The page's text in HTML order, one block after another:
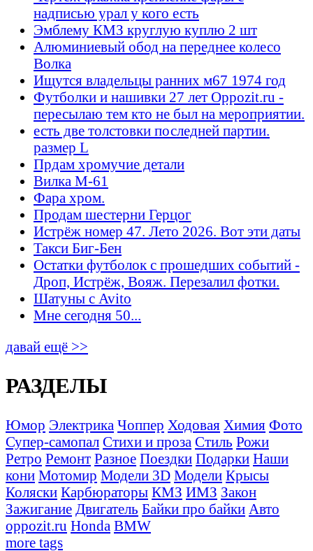
надписью урал у кого есть
Эмблему КМЗ круглую куплю 2 шт
Алюминиевый обод на переднее колесо
Волка
Ищутся владельцы ранних м67 1974 год
Футболки и нашивки 27 лет Oppozit.ru -
пересылаю тем кто не был на мероприятии.
есть две толстовки последней партии.
размер L
Прдам хромучие детали
Вилка М-61
Фара хром.
Продам шестерни Герцог
Истрёж номер 47. Лето 2026. Вот эти даты
Такси Биг-Бен
Остатки футболок с прошедших событий -
Дроп, Истрёж, Вояж. Перезалил фотки.
Шатуны с Avito
Мне сегодня 50...
давай ещё >>
РАЗДЕЛЫ
Юмор Электрика Чоппер Ходовая Химия Фото
Супер-самопал Стихи и проза Стиль Рожи
Ретро Ремонт Разное Поездки Подарки Наши
кони Мотомир Модели 3D Модели Крысы
Коляски Карбюраторы КМЗ ИМЗ Закон
Зажигание Двигатель Байки про байки Авто
oppozit.ru Honda BMW
more tags